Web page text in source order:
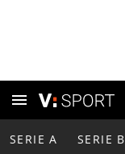
SERIE A SERIE B